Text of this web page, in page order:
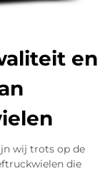
en
wij trots op de
die